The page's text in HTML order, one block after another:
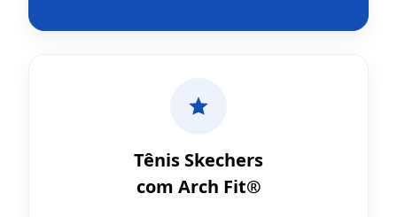
Tênis Skechers
com Arch Fit®